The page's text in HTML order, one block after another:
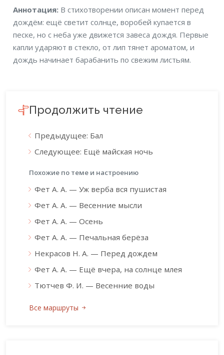
Аннотация
Аннотация: В стихотворении описан момент перед
дождём: ещё светит солнце, воробей купается в
песке, но с неба уже движется завеса дождя. Первые
капли ударяют в стекло, от лип тянет ароматом, и
дождь начинает барабанить по свежим листьям.
Продолжить чтение
Предыдущее: Бал
Следующее: Ещё майская ночь
Похожие по теме и настроению
Фет А. А. — Уж верба вся пушистая
Фет А. А. — Весенние мысли
Фет А. А. — Осень
Фет А. А. — Печальная берёза
Некрасов Н. А. — Перед дождем
Фет А. А. — Ещё вчера, на солнце млея
Тютчев Ф. И. — Весенние воды
Все маршруты